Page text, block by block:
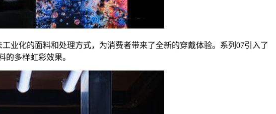
业化的面料和处理方式，为消费者带来了全新的穿戴体验。系列07引入了
多样虹彩效果。